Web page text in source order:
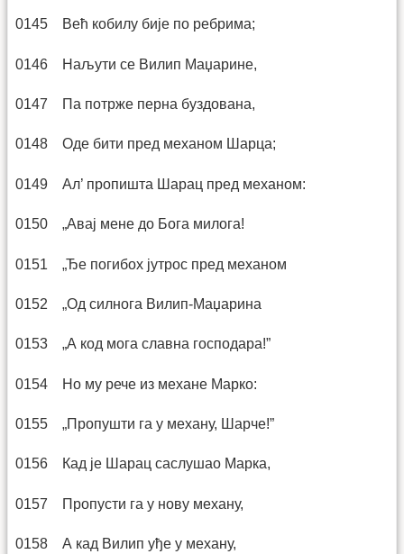
0145 Већ кобилу бије по ребрима;
0146 Наљути се Вилип Маџарине,
0147 Па потрже перна буздована,
0148 Оде бити пред механом Шарца;
0149 Ал’ пропишта Шарац пред механом:
0150 „Авај мене до Бога милога!
0151 „Ђе погибох јутрос пред механом
0152 „Од силнога Вилип-Маџарина
0153 „А код мога славна господара!”
0154 Но му рече из механе Марко:
0155 „Пропушти га у механу, Шарче!”
0156 Кад је Шарац саслушао Марка,
0157 Пропусти га у нову механу,
0158 А кад Вилип уђе у механу,